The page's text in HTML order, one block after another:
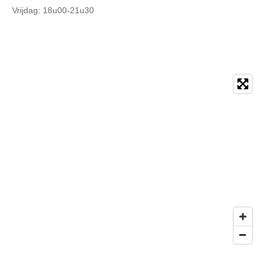
Vrijdag: 18u00-21u30